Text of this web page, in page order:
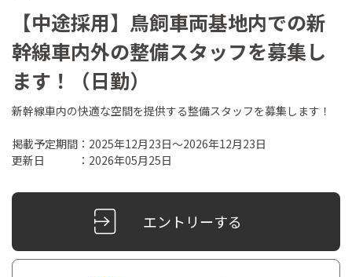
【中途採用】鳥飼車両基地内での新
幹線車内外の整備スタッフを募集し
ます！（日勤）
新幹線車内の快適な空間を提供する整備スタッフを募集します！
掲載予定期間：2025年12月23日～2026年12月23日
更新日 ：2026年05月25日